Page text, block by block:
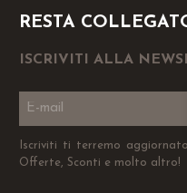
RESTA
ISCRIVITI ALLA
Iscriviti ti terremo
Offerte, Sconti e molto altro!